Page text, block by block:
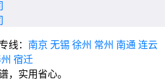
线： 南京 无锡 徐州 常州 南通 连云
宿迁
，实用省心。